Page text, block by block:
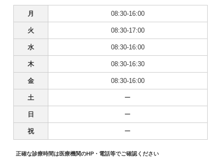
月 08:30-16:00
火 08:30-17:00
水 08:30-16:00
木 08:30-16:30
金 08:30-16:00
土 ー
日 ー
祝 ー
正確な診療時間は医療機関のHP・電話等でご確認ください